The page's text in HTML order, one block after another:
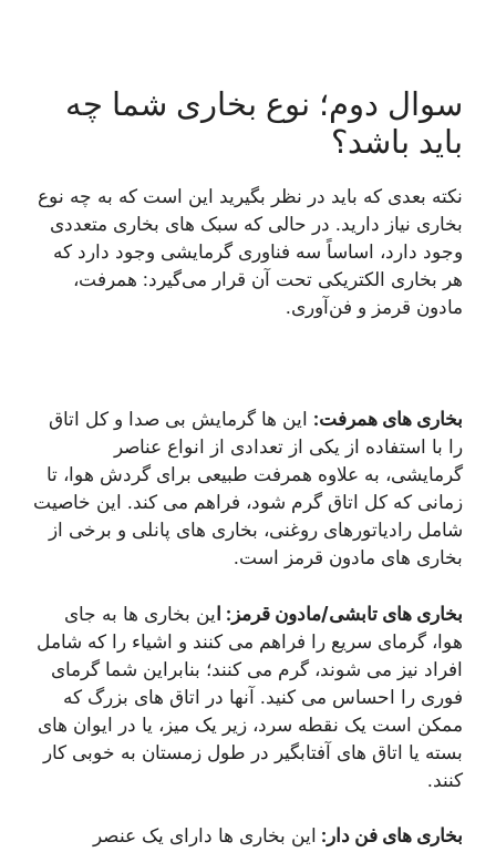
سوال دوم؛ نوع بخاری شما چه
باید باشد؟
نکته بعدی که باید در نظر بگیرید این است که به چه نوع
بخاری نیاز دارید. در حالی که سبک های بخاری متعددی
وجود دارد، اساساً سه فناوری گرمایشی وجود دارد که
هر بخاری الکتریکی تحت آن قرار می‌گیرد: همرفت،
مادون قرمز و فن‌آوری.
بخاری های همرفت: این ها گرمایش بی صدا و کل اتاق
را با استفاده از یکی از تعدادی از انواع عناصر
گرمایشی، به علاوه همرفت طبیعی برای گردش هوا، تا
زمانی که کل اتاق گرم شود، فراهم می کند. این خاصیت
شامل رادیاتورهای روغنی، بخاری های پانلی و برخی از
بخاری های مادون قرمز است.
بخاری های تابشی/مادون قرمز: این بخاری ها به جای
هوا، گرمای سریع را فراهم می کنند و اشیاء را که شامل
افراد نیز می شوند، گرم می کنند؛ بنابراین شما گرمای
فوری را احساس می کنید. آنها در اتاق های بزرگ که
ممکن است یک نقطه سرد، زیر یک میز، یا در ایوان های
بسته یا اتاق های آفتابگیر در طول زمستان به خوبی کار
کنند.
بخاری های فن دار: این بخاری ها دارای یک عنصر